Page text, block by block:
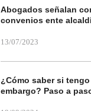
Abogados señalan
convenios ente
13/07/2023
¿Cómo saber si
embargo? Paso a